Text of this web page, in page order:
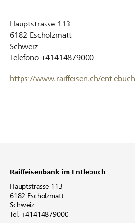
Hauptstrasse 113
6182 Escholzmatt
Schweiz
Telefono +41414879000
https://www.raiffeisen.ch/entlebuch
Raiffeisenbank im Entlebuch
Hauptstrasse 113
6182 Escholzmatt
Schweiz
Tel. +41414879000